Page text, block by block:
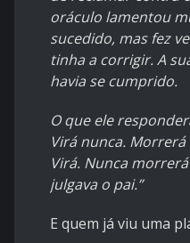
oráculo lamentou
sucedido, mas fez
tinha a corrigir. A
havia se cumprido.
O que ele
Virá nunca. Morrerá
Virá. Nunca
julgava o pai.”
E quem já viu uma